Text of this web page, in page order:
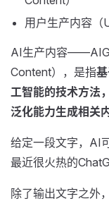
用户生产内容（
AI生产内容
Content），是指
工智能的技术方法
泛化能力生成相关
给定一段文字，AI
最近很火热的
除了输出文字之外